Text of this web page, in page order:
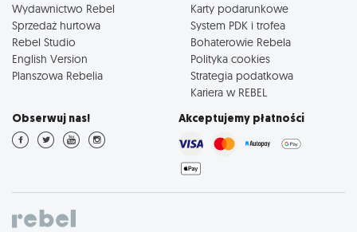
Wydawnictwo Rebel
Sprzedaż hurtowa
Rebel Studio
English Version
Planszowa Rebelia
Karty podarunkowe
System PDK i trofea
Bohaterowie Rebela
Polityka cookies
Strategia podatkowa
Kariera w REBEL
Obserwuj nas! Akceptujemy płatności